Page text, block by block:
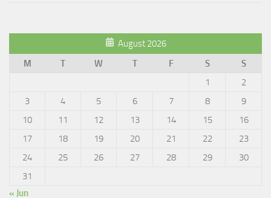
August 2026
M
T W T F S
S
1
2
3
4 5 6 7 8
9
10
11 12 13 14 15
16
17
18 19 20 21 22
23
24
25 26 27 28 29
30
31
« Jun